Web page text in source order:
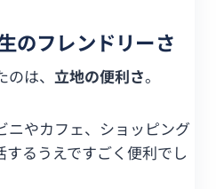
のフレンドリーさ
は、 立地の便利さ。
ニやカフェ、ショッピング
するうえですごく便利でし